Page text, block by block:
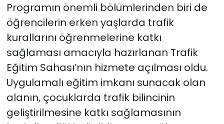
Programın önemli bölümlerinden biri de
öğrencilerin erken yaşlarda trafik
kurallarını öğrenmelerine katkı
sağlaması amacıyla hazırlanan Trafik
Eğitim Sahası’nın hizmete açılması oldu.
Uygulamalı eğitim imkanı sunacak olan
alanın, çocuklarda trafik bilincinin
geliştirilmesine katkı sağlamasının